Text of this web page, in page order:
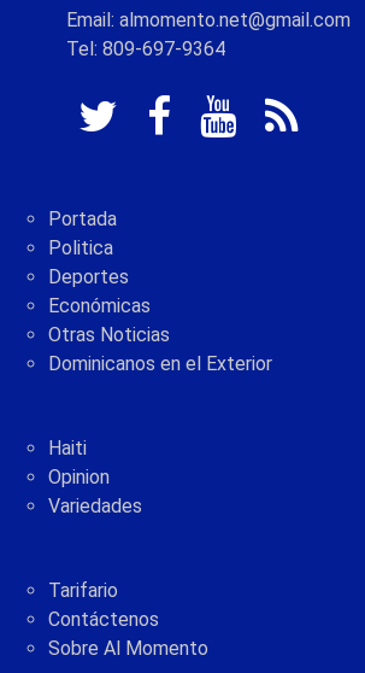
Email: almomento.net@gmail.com
Tel: 809-697-9364
Portada
Politica
Deportes
Económicas
Otras Noticias
Dominicanos en el Exterior
Haiti
Opinion
Variedades
Tarifario
Contáctenos
Sobre Al Momento